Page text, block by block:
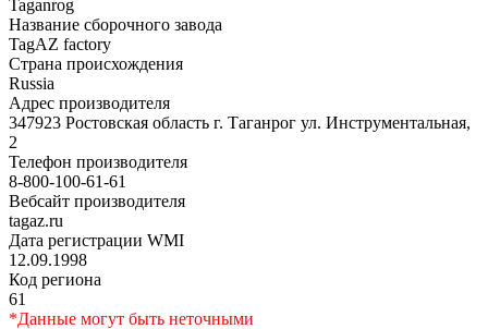
Taganrog
Название сборочного завода
TagAZ factory
Страна происхождения
Russia
Адрес производителя
347923 Ростовская область г. Таганрог ул. Инструментальная,
2
Телефон производителя
8-800-100-61-61
Вебсайт производителя
tagaz.ru
Дата регистрации WMI
12.09.1998
Код региона
61
*Данные могут быть неточными